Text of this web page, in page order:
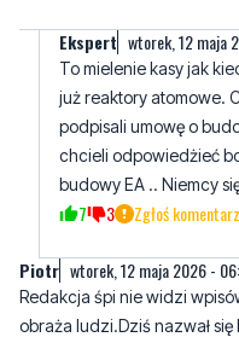
Ekspert wtorek, 12 maja
To mielenie kasy jak
już reaktory atomowe.
podpisali umowę o
chcieli odpowiedżieć
budowy EA .. Niemcy
7 3 Zgłoś komentarz
Piotr wtorek, 12 maja 2026 -
Redakcja śpi nie widzi
obraża ludzi.Dziś nazwał